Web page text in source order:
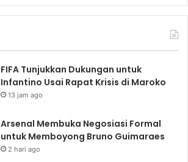
FIFA Tunjukkan Dukungan untuk
Infantino Usai Rapat Krisis di Maroko
13 jam ago
Arsenal Membuka Negosiasi Formal
untuk Memboyong Bruno Guimaraes
2 hari ago